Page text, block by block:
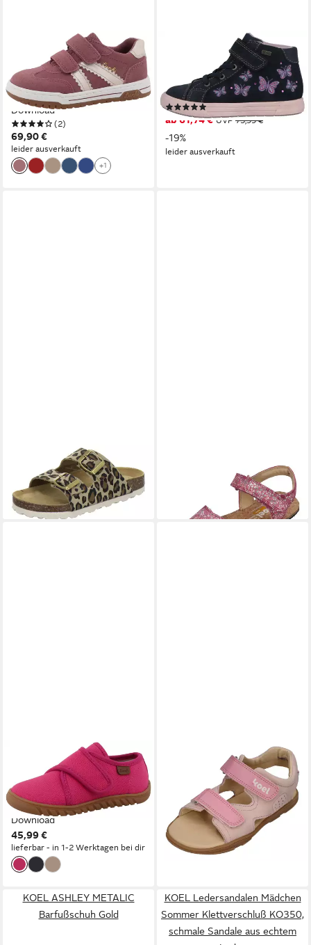
Berry Klettschuh Sneaker,
Halbschuh, Freizeitschuh,
Größenschablone zum
Download
(2)
69,90 €
leider ausverkauft
+1
Baffy TEX Sneaker Klettboots
mit TEX, Größenschablone
zum Download
ab 61,74 € UVP75,99 €
-19%
leider ausverkauft
Pantolette für Mädchen aus
Leder im Leo-Design
49,95 €
lieferbar - in 2-3 Werktagen bei dir
74,90 €
lieferbar - in 3-4 Werktagen bei dir
Bibu Barefoot Barfußschuh
Klettschuh, Hausschuh mit
Label, Größenschablone zum
Download
45,99 €
lieferbar - in 1-2 Werktagen bei dir
OVA Barfußschuh Nu Rosa
leider ausverkauft
KOEL ASHLEY METALIC
Barfußschuh Gold
KOEL Ledersandalen Mädchen
Sommer Klettverschluß KO350,
schmale Sandale aus echtem